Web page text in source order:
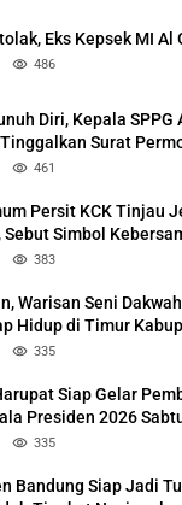
Eks Kepsek MI Al
486
Diri, Kepala SPPG
Surat
461
Persit KCK Tinjau
Sebut Simbol
383
Warisan Seni
Hidup di Timur
335
Siap Gelar
Presiden 2026
335
Bandung Siap Jadi